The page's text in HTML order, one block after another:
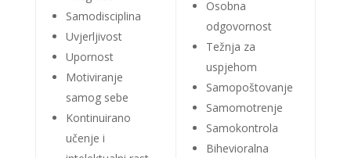
Samodisciplina
Uvjerljivost
Upornost
Motiviranje
samog sebe
Kontinuirano
učenje i
Osobna
odgovornost
Težnja za
uspjehom
Samopoštovanje
Samomotrenje
Samokontrola
Bihevioralna